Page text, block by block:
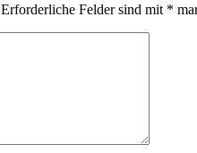
Erforderliche Felder sind mit *